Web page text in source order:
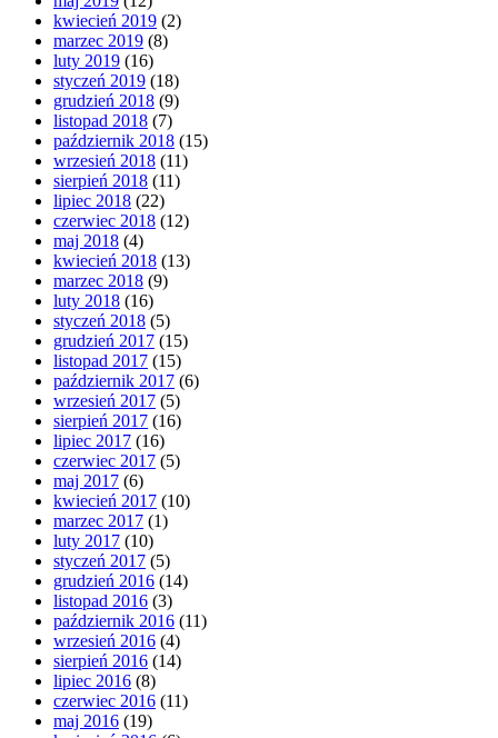
kwiecień 2019 (2)
marzec 2019 (8)
luty 2019 (16)
styczeń 2019 (18)
grudzień 2018 (9)
listopad 2018 (7)
październik 2018 (15)
wrzesień 2018 (11)
sierpień 2018 (11)
lipiec 2018 (22)
czerwiec 2018 (12)
maj 2018 (4)
kwiecień 2018 (13)
marzec 2018 (9)
luty 2018 (16)
styczeń 2018 (5)
grudzień 2017 (15)
listopad 2017 (15)
październik 2017 (6)
wrzesień 2017 (5)
sierpień 2017 (16)
lipiec 2017 (16)
czerwiec 2017 (5)
maj 2017 (6)
kwiecień 2017 (10)
marzec 2017 (1)
luty 2017 (10)
styczeń 2017 (5)
grudzień 2016 (14)
listopad 2016 (3)
październik 2016 (11)
wrzesień 2016 (4)
sierpień 2016 (14)
lipiec 2016 (8)
czerwiec 2016 (11)
maj 2016 (19)